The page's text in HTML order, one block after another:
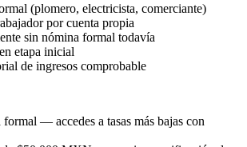
(plomero, electricista, comerciante)
por cuenta propia
sin nómina formal todavía
etapa inicial
de ingresos comprobable
formal — accedes a tasas más bajas con